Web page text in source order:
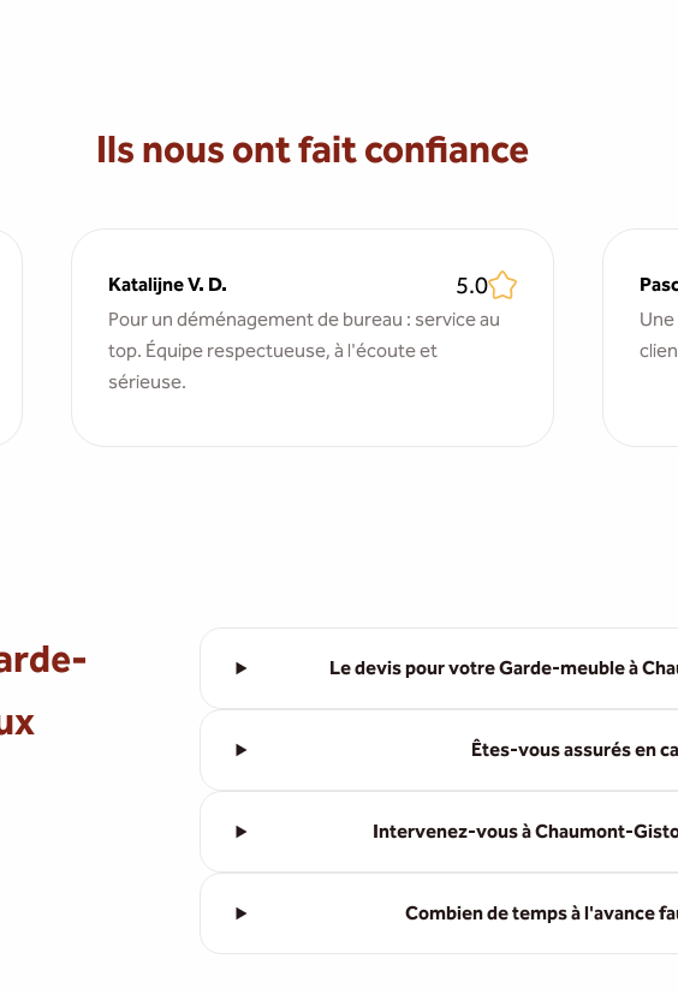
Ils nous ont fait confiance
Katalijne V. D. 5.0
Pour un déménagement de bureau : service au
top. Équipe respectueuse, à l'écoute et
sérieuse.
Le devis pour votre Garde-meuble à
Êtes-vous assurés en
Intervenez-vous à Chaumont-
Combien de temps à l'avance